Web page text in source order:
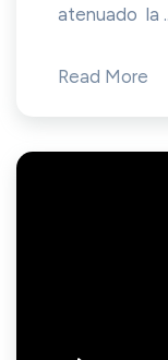
atenuado la
Read More